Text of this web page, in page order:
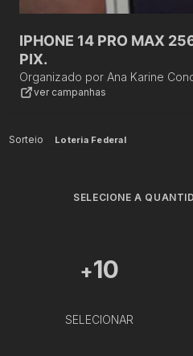
IPHONE 14 PRO MAX
PIX.
Organizado por Ana Karine
ver campanhas
Sorteio Loteria Federal
SELECIONE A
+10
SELECIONAR